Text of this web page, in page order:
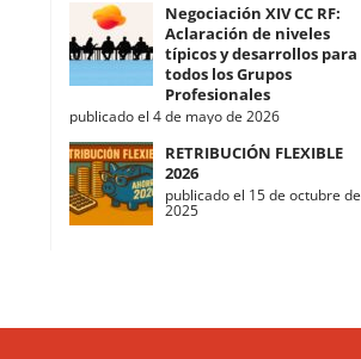
Negociación XIV CC RF:
Aclaración de niveles
típicos y desarrollos para
todos los Grupos
Profesionales
publicado el 4 de mayo de 2026
RETRIBUCIÓN FLEXIBLE
2026
publicado el 15 de octubre de
2025